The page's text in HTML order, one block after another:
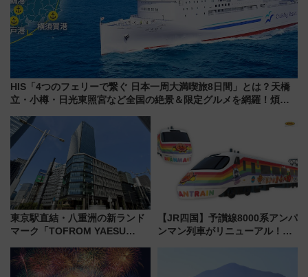
HIS「4つのフェリーで繋ぐ 日本一周大満喫旅8日間」とは？天橋
立・小樽・日光東照宮など全国の絶景＆限定グルメを網羅！煩雑
東京駅直結・八重洲の新ランド
マーク「TOFROM YAESU
ないバスターミナル直結でスキ
マ時間が充実
【JR四国】予讃線8000系アンパ
ンマン列車がリニューアル！内